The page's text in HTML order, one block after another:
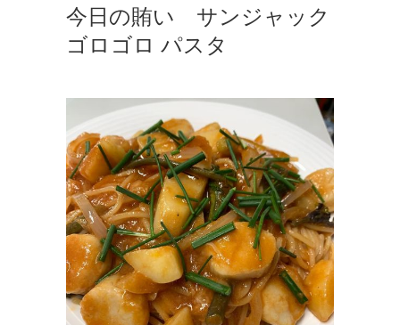
今日の賄い サンジャック
ゴロゴロ パスタ